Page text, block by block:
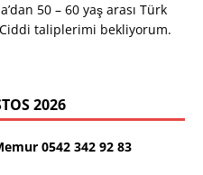
50 – 60 yaş arası Türk
taliplerimi bekliyorum.
2026
0542 342 92 83